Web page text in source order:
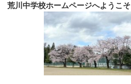
荒川中学校ホームページへようこそ